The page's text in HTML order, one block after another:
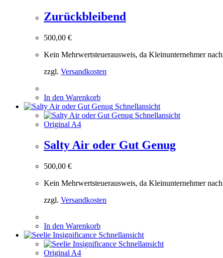
Zurückbleibend
500,00 €
Kein Mehrwertsteuerausweis, da Kleinunternehmer
zzgl. Versandkosten
In den Warenkorb
Schnellansicht
Schnellansicht
Original A4
Salty Air oder Gut Genug
500,00 €
Kein Mehrwertsteuerausweis, da Kleinunternehmer
zzgl. Versandkosten
In den Warenkorb
Schnellansicht
Schnellansicht
Original A4